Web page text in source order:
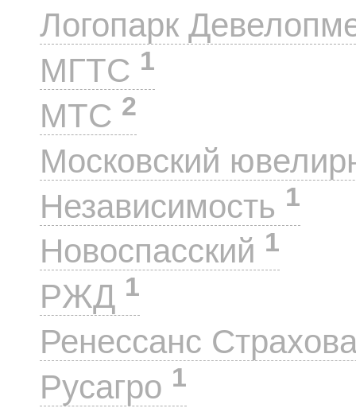
Логопарк
МГТС 1
МТС 2
Московский
Независимость 1
Новоспасский 1
РЖД 1
Ренессанс
Русагро 1